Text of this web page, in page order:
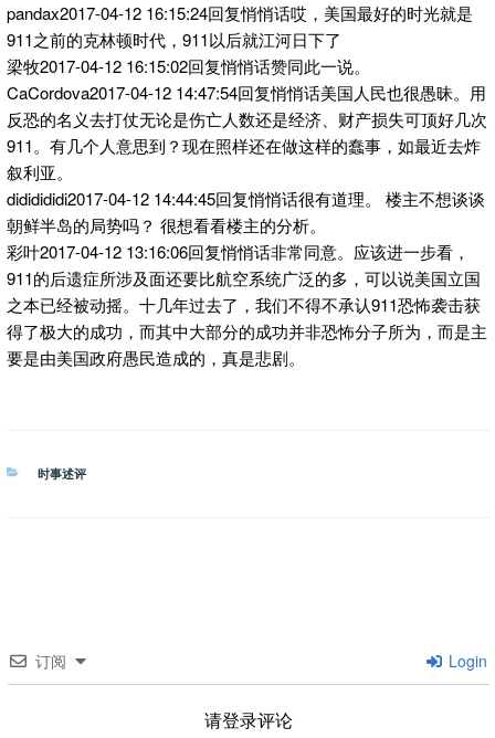
pandax2017-04-12 16:15:24回复悄悄话哎，美国最好的时光就是
911之前的克林顿时代，911以后就江河日下了
梁牧2017-04-12 16:15:02回复悄悄话赞同此一说。
CaCordova2017-04-12 14:47:54回复悄悄话美国人民也很愚昧。用
反恐的名义去打仗无论是伤亡人数还是经济、财产损失可顶好几次
911。有几个人意思到？现在照样还在做这样的蠢事，如最近去炸
叙利亚。
dididididi2017-04-12 14:44:45回复悄悄话很有道理。 楼主不想谈谈
朝鲜半岛的局势吗？ 很想看看楼主的分析。
彩叶2017-04-12 13:16:06回复悄悄话非常同意。应该进一步看，
911的后遗症所涉及面还要比航空系统广泛的多，可以说美国立国
之本已经被动摇。十几年过去了，我们不得不承认911恐怖袭击获
得了极大的成功，而其中大部分的成功并非恐怖分子所为，而是主
要是由美国政府愚民造成的，真是悲剧。
分
时事述评
订阅 Login
请登录评论